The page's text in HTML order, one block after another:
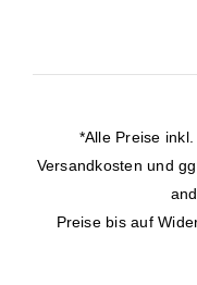
*Alle Preise
Versandkosten und
Preise bis auf